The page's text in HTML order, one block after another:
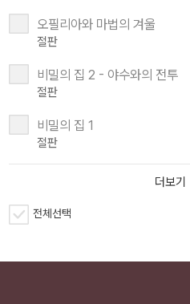
오필리아와 마법의 겨울
절판
비밀의 집 2 - 야수와의 전투
절판
비밀의 집 1
절판
더보기
전체선택